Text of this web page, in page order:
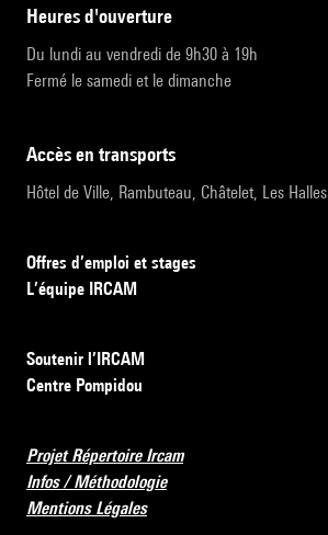
heures d'ouverture
Du lundi au vendredi de 9h30 à 19h
Fermé le samedi et le dimanche
accès en transports
Hôtel de Ville, Rambuteau, Châtelet, Les Halles
Offres d’emploi et stages
L’équipe IRCAM
Soutenir l’IRCAM
Centre Pompidou
Projet Répertoire Ircam
Infos / Méthodologie
Mentions Légales